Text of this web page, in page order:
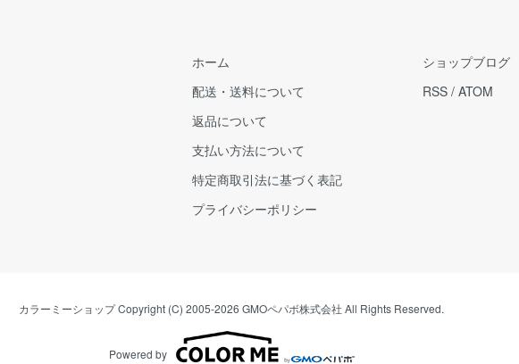
ホーム
配送・送料について
返品について
支払い方法について
特定商取引法に基づく表記
プライバシーポリシー
ショップブログ
RSS / ATOM
カラーミーショップCopyright (C) 2005-2026 GMOペパボ株式会社 All Rights Reserved.
Powered by